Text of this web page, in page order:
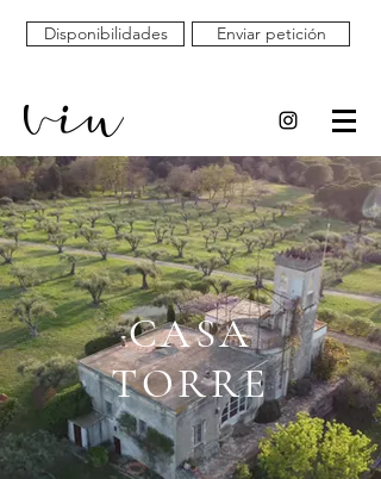
Disponibilidades Enviar petición
CASA
TORRE